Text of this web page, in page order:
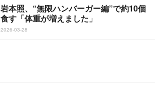
本照、“無限ハンバーガー編”で約10個
食す「体重が増えました」
2026-03-28